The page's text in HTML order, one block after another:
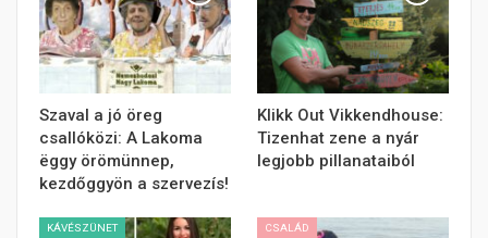
Szaval a jó öreg
csallóközi: A Lakoma
ëggy örömünnep,
kezdőggyön a szervezís!
Klikk Out Vikkendhouse:
Tizenhat zene a nyár
legjobb pillanataiból
KÁVÉSZÜNET CSALÁD